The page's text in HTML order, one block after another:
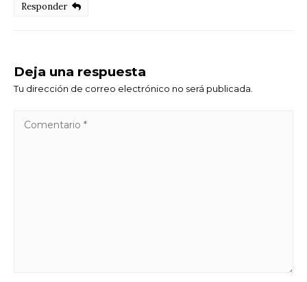
Responder
Deja una respuesta
Tu dirección de correo electrónico no será publicada.